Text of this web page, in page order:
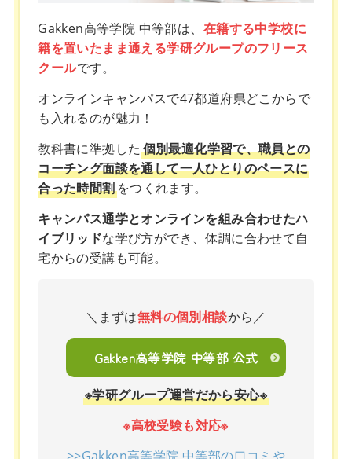
Gakken高等学院 中等部は、 在籍する中学校に
籍を置いたまま通える学研グループのフリース
クールです。
オンラインキャンパスで47都道府県どこからで
も入れるのが魅力！
教科書に準拠した 個別最適化学習で、職員との
コーチング面談を通して一人ひとりのペースに
合った時間割をつくれます。
キャンパス通学とオンラインを組み合わせたハ
イブリッドな学び方ができ、体調に合わせて自
宅からの受講も可能。
＼まずは無料の個別相談から／
Gakken高等学院 中等部 公式
※学研グループ運営だから安心※
※高校受験も対応※
>>Gakken高等学院 中等部の口コミや